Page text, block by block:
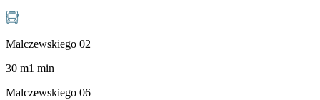
Malczewskiego 02
30 m1 min
Malczewskiego 06